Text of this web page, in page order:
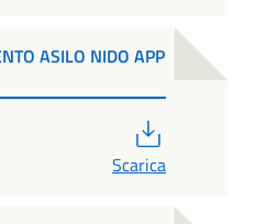
ASILO NIDO APP
Scarica